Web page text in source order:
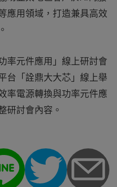
應用領域，打造兼具高效
率元件應用」線上研討會
台「詮鼎大大芯」線上舉
率電源轉換與功率元件應
研討會內容。